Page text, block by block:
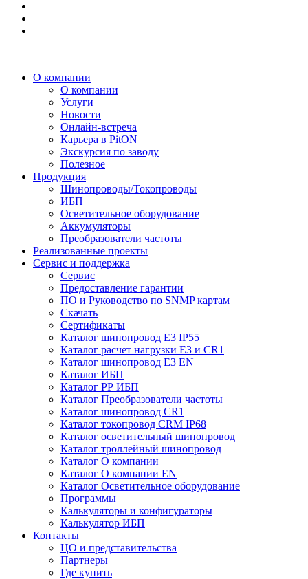
О компании
О компании
Услуги
Новости
Онлайн-встреча
Карьера в PitON
Экскурсия по заводу
Полезное
Продукция
Шинопроводы/Токопроводы
ИБП
Осветительное оборудование
Аккумуляторы
Преобразователи частоты
Реализованные проекты
Сервис и поддержка
Сервис
Предоставление гарантии
ПО и Руководство по SNMP картам
Скачать
Сертификаты
Каталог шинопровод E3 IP55
Каталог расчет нагрузки Е3 и CR1
Каталог шинопровод E3 EN
Каталог ИБП
Каталог РР ИБП
Каталог Преобразователи частоты
Каталог шинопровод CR1
Каталог токопровод CRM IP68
Каталог осветительный шинопровод
Каталог троллейный шинопровод
Каталог О компании
Каталог О компании EN
Каталог Осветительное оборудование
Программы
Калькуляторы и конфигураторы
Калькулятор ИБП
Контакты
ЦО и представительства
Партнеры
Где купить